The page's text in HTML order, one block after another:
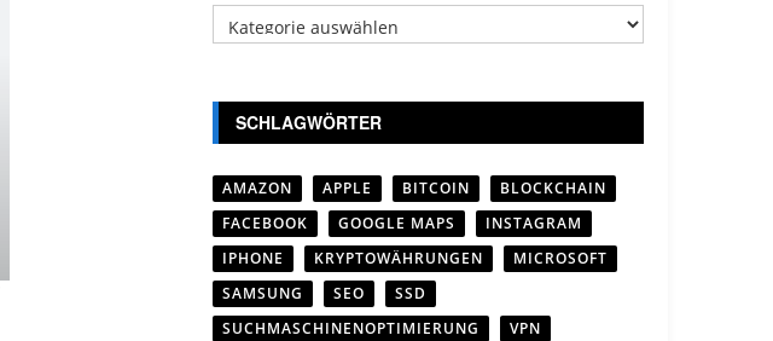
Kategorien
SCHLAGWÖRTER
AMAZON APPLE BITCOIN
BLOCKCHAIN
FACEBOOK
GOOGLE MAPS
INSTAGRAM
IPHONE
KRYPTOWÄHRUNGEN
MICROSOFT
SAMSUNG
SEO
SSD
SUCHMASCHINENOPTIMIERUNG
VPN